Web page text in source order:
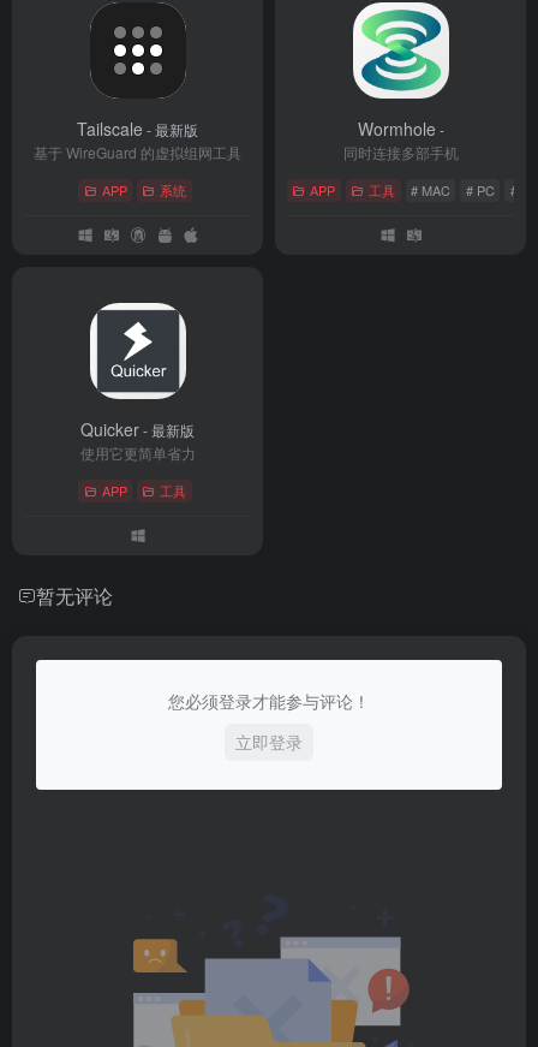
Tailscale - 最新版
基于 WireGuard 的虚拟组网工具
APP 系统
Wormhole -
同时连接多部手机
APP 工具 # MAC # PC # 投
Quicker- 最新版
使用它更简单省力
APP 工具
暂无评论
您必须登录才能参与评论！
立即登录